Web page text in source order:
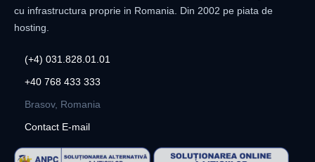
cu infrastructura proprie in Romania. Din 2002 pe piata de
hosting.
(+4) 031.828.01.01
+40 768 433 333
Brasov, Romania
Contact E-mail